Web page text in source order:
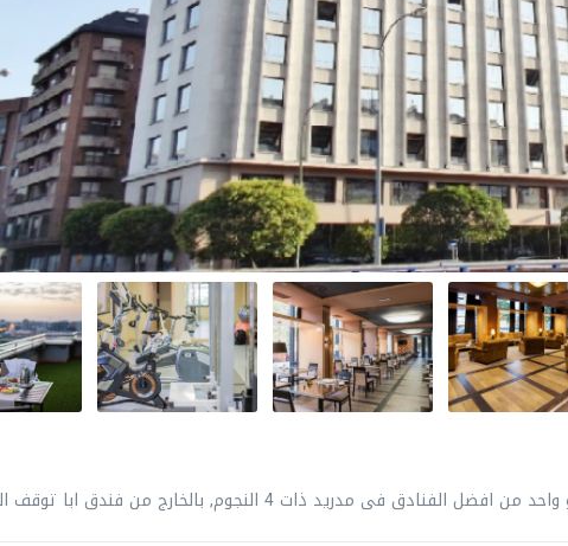
يقع فندق ابا مدريد في مدينة سالامانكا بمدريد, و هو واحد من افضل الفنادق فى مدريد ذات 4 النجوم,